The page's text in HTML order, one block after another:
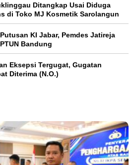
Ditangkap Usai Diduga
di Toko MJ Kosmetik Sarolangun
KI Jabar, Pemdes Jatireja
Bandung
Eksepsi Tergugat, Gugatan
Diterima (N.O.)